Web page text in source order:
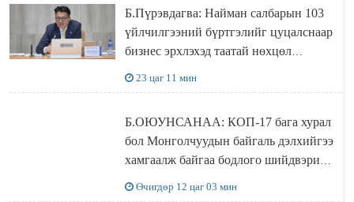
Б.Пүрэвдагва: Найман салбарын 103
үйлчилгээний бүртгэлийг цуцалснаар
бизнес эрхлэхэд таатай нөхцөл
23 цаг 11 мин
Б.ОЮУНСАНАА: КОП-17 бага хурал
бол Монголчуудын байгаль дэлхийгээ
хамгаалж байгаа бодлого шийдвэрийг
Өчигдөр 12 цаг 03 мин